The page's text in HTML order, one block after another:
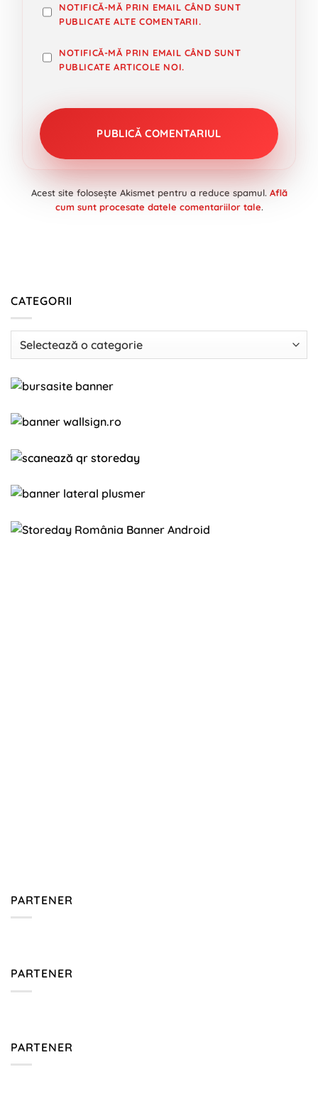
NOTIFICĂ-MĂ PRIN EMAIL CÂND SUNT
PUBLICATE ALTE COMENTARII.
NOTIFICĂ-MĂ PRIN EMAIL CÂND SUNT
PUBLICATE ARTICOLE NOI.
Acest site folosește Akismet pentru a reduce spamul. Află
cum sunt procesate datele comentariilor tale.
CATEGORII
Categorii
PARTENER
PARTENER
PARTENER